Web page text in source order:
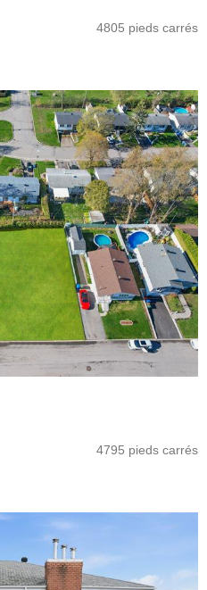
4805 pieds carrés
4795 pieds carrés